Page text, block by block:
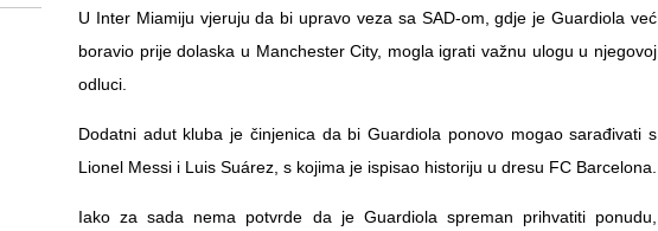
U Inter Miamiju vjeruju da bi upravo veza sa SAD-om, gdje je Guardiola već
boravio prije dolaska u Manchester City, mogla igrati važnu ulogu u njegovoj
odluci.
Dodatni adut kluba je činjenica da bi Guardiola ponovo mogao sarađivati s
Lionel Messi i Luis Suárez, s kojima je ispisao historiju u dresu FC Barcelona.
Iako za sada nema potvrde da je Guardiola spreman prihvatiti ponudu,